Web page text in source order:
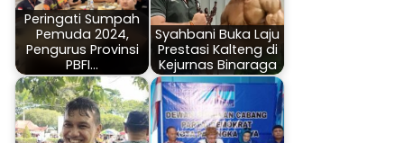
Peringati Sumpah
Pemuda 2024,
Pengurus Provinsi
PBFI…
Syahbani Buka Laju
Prestasi Kalteng di
Kejurnas Binaraga